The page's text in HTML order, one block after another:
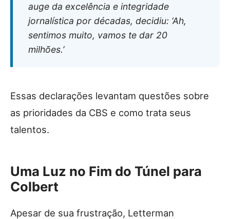
auge da excelência e integridade
jornalística por décadas, decidiu: ‘Ah,
sentimos muito, vamos te dar 20
milhões.’
Essas declarações levantam questões sobre
as prioridades da CBS e como trata seus
talentos.
Uma Luz no Fim do Túnel para
Colbert
Apesar de sua frustração, Letterman